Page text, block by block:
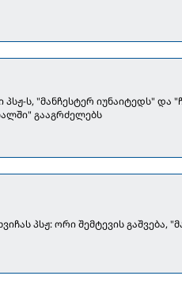
პსჟ-ს, "მანჩესტერ იუნაიტედს"
გააგრძელებს
პსჟ: ორი შემტევის გაშვება,